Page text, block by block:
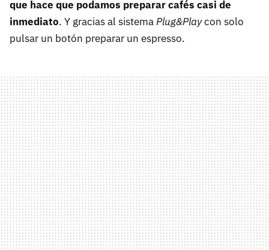
que hace que podamos preparar cafés casi de
inmediato. Y gracias al sistemaPlug&Playcon solo
pulsar un botón preparar un espresso.